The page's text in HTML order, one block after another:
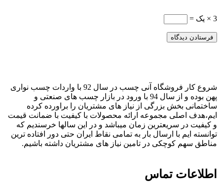
3 × یک =
شروع کار فروشگاه آنی چسب در سال 92 با واردات چسب نواری
پهن بوده و از سال 94 با ورود در بازار چسب های صنعتی و
ساختمانی بخش بزرگی از نیاز های مشتریان را براورده کرده
ایم،هدف اصلی مجموعه ارائه محصولات با کیفیت با ضمانت قیمت
و کیفیت در سریعترین زمان میباشد و در این سالها خرسندیم که
توانسته ایم با ارسال بار به تمامی نقاط ایران حتی دور افتاده ترین
مناطق سهم کوچکی در تامین نیاز های مشتریان داشته باشیم.
اطلاعات تماس